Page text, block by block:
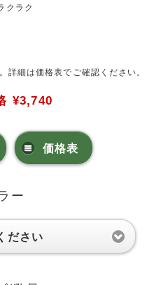
クラク
詳細は価格表でご確認ください。
¥3,740
価格表
ー
ださい